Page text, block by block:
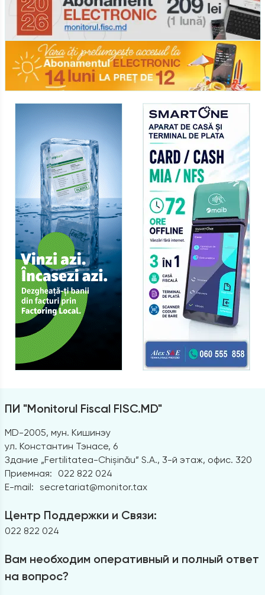
ПИ "Monitorul Fiscal FISC.MD"
MD-2005, мун. Кишинэу
ул. Константин Тэнасе, 6
Здание „Fertilitatea-Chișinău” S.A., 3-й этаж, офис. 320
Приемная:
022 822 024
E-mail: secretariat@monitor.tax
Центр Поддержки и Связи:
022 822 024
Вам необходим оперативный и полный ответ
на вопрос?